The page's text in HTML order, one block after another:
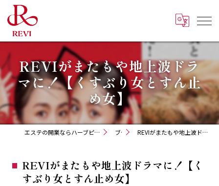
REVIがまたもや地上波ドラ
マに！【くすぶり女とすん止
め女】
エステの開業ならハーブピーリング REVI化粧品 正規取扱販売会社 ブログ REVIがまたもや地上波ドラマに！【くすぶり女とすん止め女】
REVIがまたもや地上波ドラマに！【く
すぶり女とすん止め女】